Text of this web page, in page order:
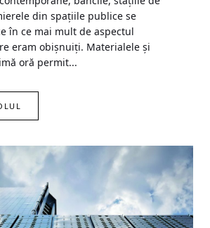
din spaţiile publice se
în ce mai mult de aspectul
eram obişnuiţi. Materialele şi
oră permit...